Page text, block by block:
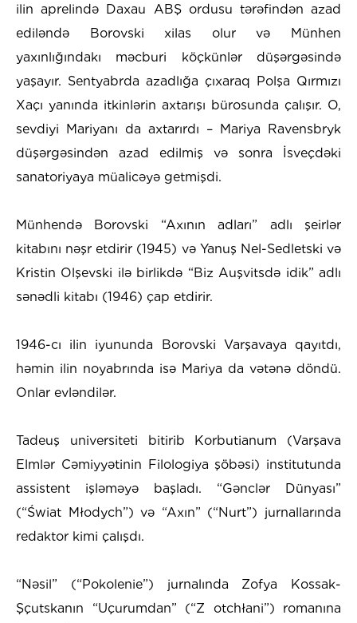
ilin aprelində Daxau ABŞ ordusu tərəfindən azad
ediləndə Borovski xilas olur və Münhen
yaxınlığındakı məcburi köçkünlər düşərgəsində
yaşayır. Sentyabrda azadlığa çıxaraq Polşa Qırmızı
Xaçı yanında itkinlərin axtarışı bürosunda çalışır. O,
sevdiyi Mariyanı da axtarırdı – Mariya Ravensbryk
düşərgəsindən azad edilmiş və sonra İsveçdəki
sanatoriyaya müalicəyə getmişdi.
Münhendə Borovski “Axının adları” adlı şeirlər
kitabını nəşr etdirir (1945) və Yanuş Nel-Sedletski və
Kristin Olşevski ilə birlikdə “Biz Auşvitsdə idik” adlı
sənədli kitabı (1946) çap etdirir.
1946-cı ilin iyununda Borovski Varşavaya qayıtdı,
həmin ilin noyabrında isə Mariya da vətənə döndü.
Onlar evləndilər.
Tadeuş universiteti bitirib Korbutianum (Varşava
Elmlər Cəmiyyətinin Filologiya şöbəsi) institutunda
assistent işləməyə başladı. “Gənclər Dünyası”
(“Świat Młodych”) və “Axın” (“Nurt”) jurnallarında
redaktor kimi çalışdı.
“Nəsil” (“Pokolenie”) jurnalında Zofya Kossak-
Şçutskanın “Uçurumdan” (“Z otchłani”) romanına